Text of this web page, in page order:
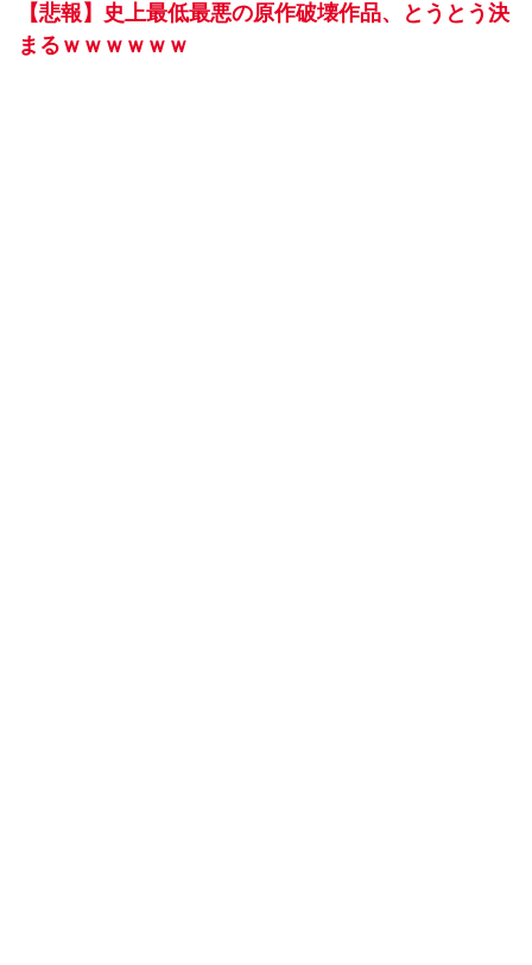
【悲報】史上最低最悪の原作破壊作品、とうとう決
まるｗｗｗｗｗｗ